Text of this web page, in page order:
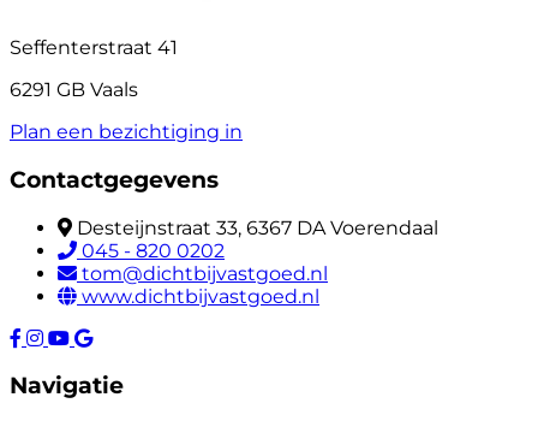
Seffenterstraat 41
6291 GB Vaals
Plan een bezichtiging in
Contactgegevens
Desteijnstraat 33, 6367 DA Voerendaal
045 - 820 0202
tom@dichtbijvastgoed.nl
www.dichtbijvastgoed.nl
Navigatie